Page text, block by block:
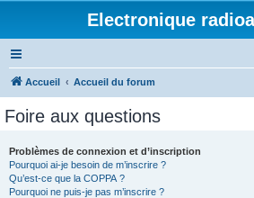
Electronique
Accueil Accueil du forum
Foire aux questions
Problèmes de connexion et d’inscription
Pourquoi ai-je besoin de m’inscrire ?
Qu’est-ce que la COPPA ?
Pourquoi ne puis-je pas m’inscrire ?